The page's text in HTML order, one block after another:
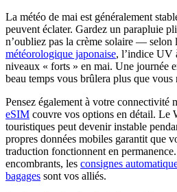
La météo de mai est généralement
peuvent éclater. Gardez un parapluie
n’oubliez pas la crème solaire — selon
météorologique japonaise, l’indice UV
niveaux « forts » en mai. Une journée
beau temps vous brûlera plus que vous
Pensez également à votre connectivité
eSIM couvre vos options en détail. Le
touristiques peut devenir instable
propres données mobiles garantit que
traduction fonctionnent en
encombrants, les consignes
bagages sont vos alliés.